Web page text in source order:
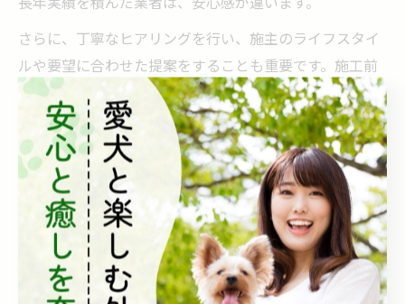
さらに、丁寧なヒアリングを行い、施主のライフスタイ
ルや要望に合わせた提案をすることも重要です。施工前
の打ち合わせで不明点を解消し、透明性のある見積もり
を提示する業者は信頼度が高いと言えます。加えて、施
工後の保証やメンテナンス対応が充実しているかも選択
基準となります。
外構工事選びで押さえるべきチェックポイント
外構工事選びでは、まず見積もりの内容を細かくチェッ
クすることが大切です。見積もりに含まれる工事項目や